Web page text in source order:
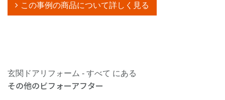
この事例の商品について詳しく見る
玄関ドアリフォーム - すべて にある
その他のビフォーアフター